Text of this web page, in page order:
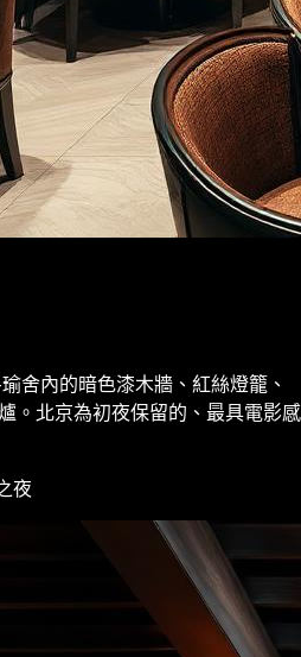
內的暗色漆木牆、紅絲燈籠、
。北京為初夜保留的、最具電影感
夜